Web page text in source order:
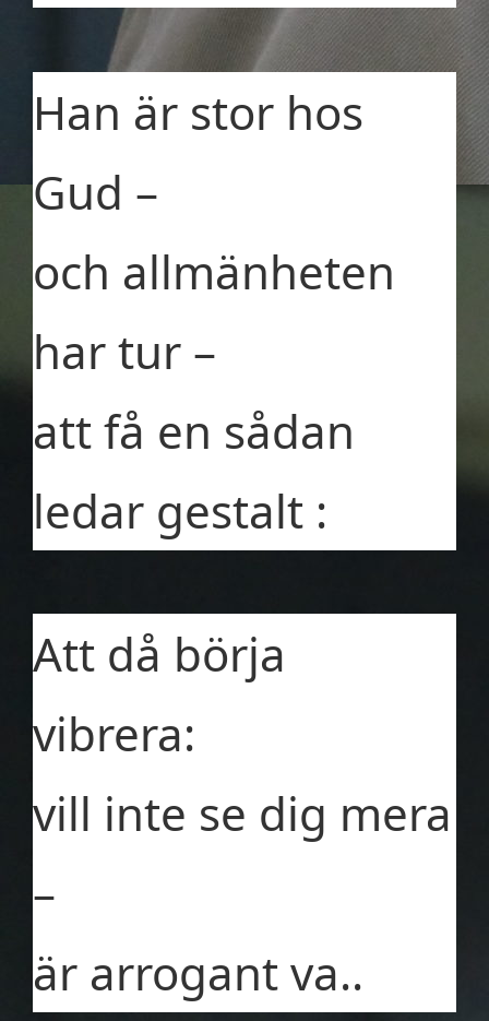
Han är stor hos
Gud –
och allmänheten
har tur –
att få en sådan
ledar gestalt :
Att då börja
vibrera:
vill inte se dig mera
–
är arrogant va..